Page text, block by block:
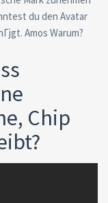
du den Avatar
Amos Warum?
Chip